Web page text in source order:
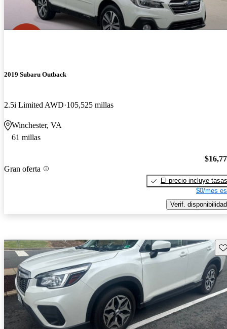
2019 Subaru Outback
2.5i Limited AWD 105,525 millas
Winchester, VA
61 millas
Gran oferta
El precio incluye tasas
$0/mes
Verif. disponibilidad